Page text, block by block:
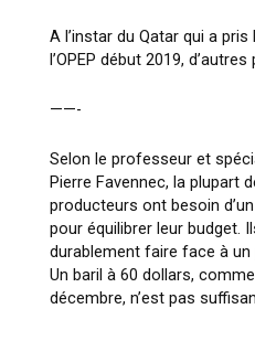
A l’instar du Qatar qui a
l’OPEP début 2019,
——-
Selon le professeur et
Pierre Favennec, la plupart
producteurs ont besoin
pour équilibrer leur budget.
durablement faire face à
Un baril à 60 dollars,
décembre, n’est pas